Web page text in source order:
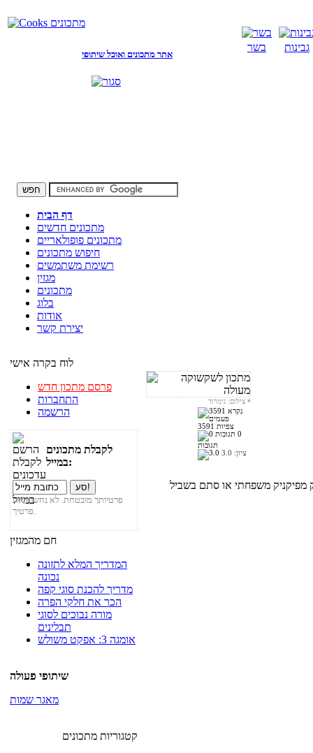
אתר מתכונים ואוכל שיתופי
בשר גבינות
דף הבית
מתכונים חדשים
מתכונים פופולאריים
חיפוש מתכונים
רשימת משתמשים
מגזין
מתכונים
בלוג
אודות
יצירת קשר
לוח בקרה אישי
פרסם מתכון חדש
התחברות
הרשמה
לקבלת מתכונים
במייל:
פרטיותך מובטחת. לא נחשוף את
פרטיך.
חם מהמגזין
המדריך המלא לתזונה
נכונה
מדריך להכנת סוגי קפה
הכר את חלקי הפרה
מורה נבוכים לסוגי
תבלינים
אומגה 3: אפקט משולש
שיתופי פעולה
מאגר שמות
קטגוריות מתכונים
*
3591 צפיות
0
תגובות
ציון: 3.0
משפחתי או סתם בשביל